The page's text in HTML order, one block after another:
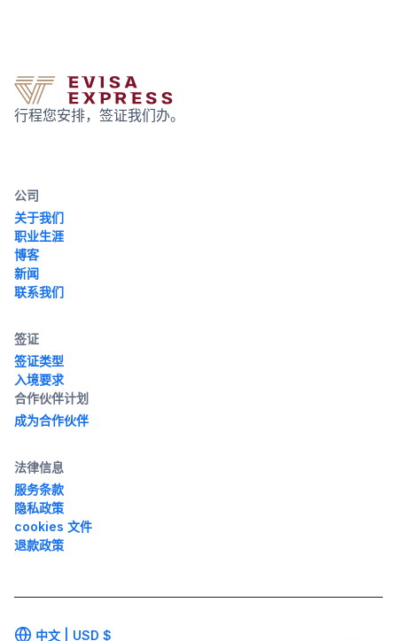
行程您安排，签证我们办。
公司
关于我们
职业生涯
博客
新闻
联系我们
签证
签证类型
入境要求
合作伙伴计划
成为合作伙伴
法律信息
服务条款
隐私政策
cookies 文件
退款政策
中文 | USD $